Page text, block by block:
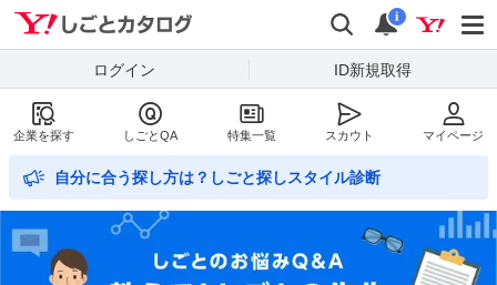
Yahoo!しごとカタログ
検索
通知
i
ログイン ID新規取得
企業を探す しごとQA 特集一覧 スカウト マイページ
自分に合う探し方は？しごと探しスタイル診断